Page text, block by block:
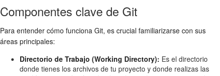
Componentes clave de Git
Para entender cómo funciona Git, es crucial familiarizarse con sus
áreas principales:
Directorio de Trabajo (Working Directory): Es el directorio
donde tienes los archivos de tu proyecto y donde realizas las